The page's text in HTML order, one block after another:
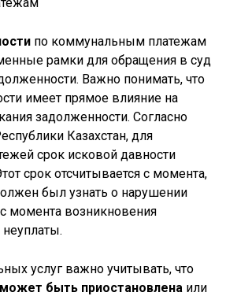
по коммунальным платежам
рамки для обращения в суд
Важно понимать, что
имеет прямое влияние на
задолженности. Согласно
Казахстан, для
срок исковой давности
срок отсчитывается с момента,
был узнать о нарушении
момента возникновения
услуг важно учитывать, что
быть приостановлена или